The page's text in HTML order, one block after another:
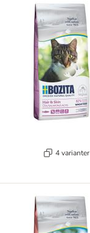
4 varianter